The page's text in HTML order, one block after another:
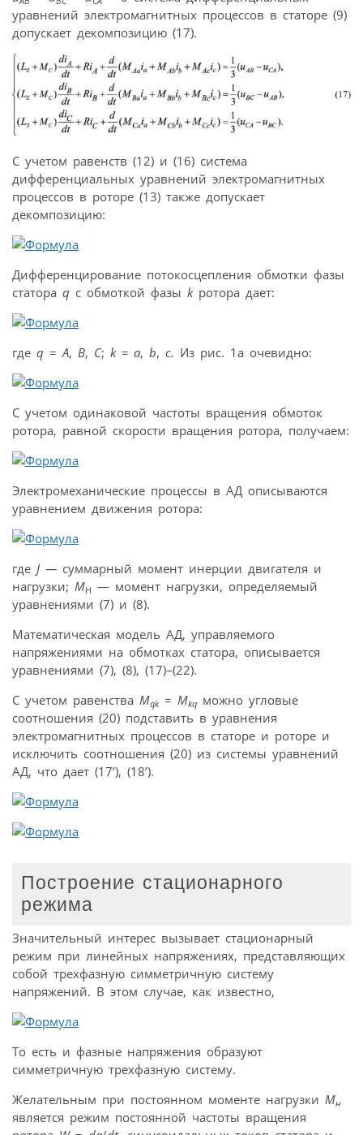
уравнений электромагнитных процессов в статоре (9)
допускает декомпозицию (17).
С учетом равенств (12) и (16) система
дифференциальных уравнений электромагнитных
процессов в роторе (13) также допускает
декомпозицию:
Дифференцирование потокосцепления обмотки фазы
статора q c обмоткой фазы k ротора дает:
где q = A, B, C; k = a, b, c. Из рис. 1а очевидно:
С учетом одинаковой частоты вращения обмоток
ротора, равной скорости вращения ротора, получаем:
Электромеханические процессы в АД описываются
уравнением движения ротора:
где J — суммарный момент инерции двигателя и
нагрузки; MH — момент нагрузки, определяемый
уравнениями (7) и (8).
Математическая модель АД, управляемого
напряжениями на обмотках статора, описывается
уравнениями (7), (8), (17)–(22).
С учетом равенства Mqk= Mkq можно угловые
соотношения (20) подставить в уравнения
электромагнитных процессов в статоре и роторе и
исключить соотношения (20) из системы уравнений
АД, что дает (17’), (18’).
Построение стационарного
режима
Значительный интерес вызывает стационарный
режим при линейных напряжениях, представляющих
собой трехфазную симметричную систему
напряжений. В этом случае, как известно,
То есть и фазные напряжения образуют
симметричную трехфазную систему.
Желательным при постоянном моменте нагрузки Mн
является режим постоянной частоты вращения